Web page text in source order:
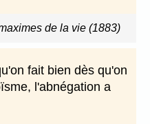
de la vie (1883)
fait bien dès qu'on
l'abnégation a